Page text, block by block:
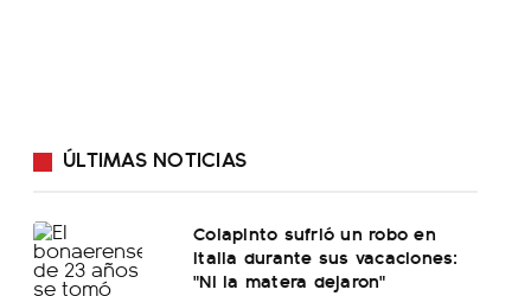
ÚLTIMAS NOTICIAS
Colapinto sufrió un robo en
Italia durante sus vacaciones:
"Ni la matera dejaron"